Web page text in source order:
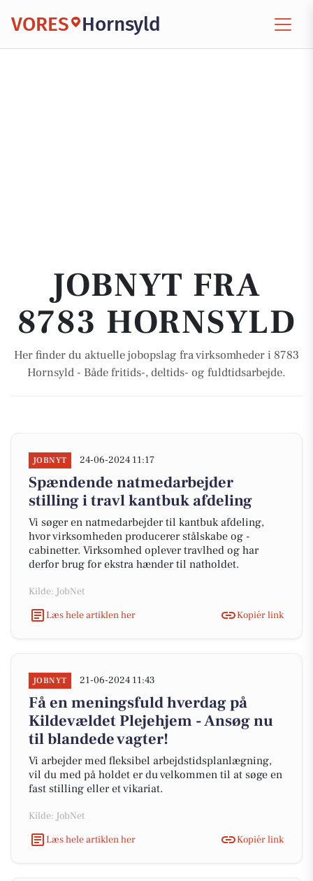
VORES Hornsyld
JOBNYT FRA
8783 HORNSYLD
Her finder du aktuelle jobopslag fra virksomheder i 8783
Hornsyld - Både fritids-, deltids- og fuldtidsarbejde.
JOBNYT 24-06-2024 11:17
Spændende natmedarbejder
stilling i travl kantbuk afdeling
Vi søger en natmedarbejder til kantbuk afdeling,
hvor virksomheden producerer stålskabe og -
cabinetter. Virksomhed oplever travlhed og har
derfor brug for ekstra hænder til natholdet.
Kilde: JobNet
Læs hele artiklen her
Kopiér link
JOBNYT 21-06-2024 11:43
Få en meningsfuld hverdag på
Kildevældet Plejehjem - Ansøg nu
til blandede vagter!
Vi arbejder med fleksibel arbejdstidsplanlægning,
vil du med på holdet er du velkommen til at søge en
fast stilling eller et vikariat.
Kilde: JobNet
Læs hele artiklen her
Kopiér link